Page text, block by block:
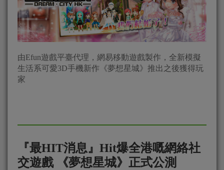
由Efun遊戲平臺代理，網易移動遊戲製作，全新模擬
生活系可愛3D手機新作《夢想星城》推出之後獲得玩
家
『最HIT消息』Hit爆全港嘅網絡社
交遊戲 《夢想星城》正式公測